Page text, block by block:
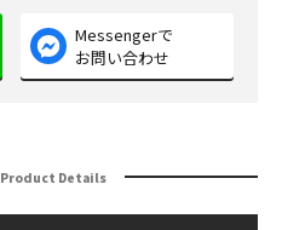
Messengerで
お問い合わせ
Product Details